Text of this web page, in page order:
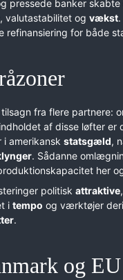
pressede banker skabte
valutastabilitet og vækst
refinansiering for både
fra flere partnere:
af disse løfter er
amerikansk statsgæld,
. Sådanne
her
politisk attraktive
i tempo og værktøjer
.
og EU